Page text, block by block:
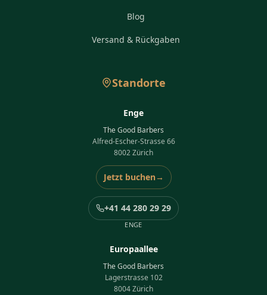
Blog
Versand & Rückgaben
Standorte
Enge
The Good Barbers
Alfred-Escher-Strasse 66
8002 Zürich
Jetzt buchen→
+41 44 280 29 29
ENGE
Europaallee
The Good Barbers
Lagerstrasse 102
8004 Zürich